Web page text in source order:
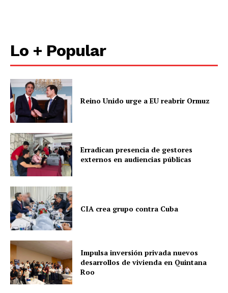
Lo + Popular
Reino Unido urge a EU reabrir Ormuz
Erradican presencia de gestores
externos en audiencias públicas
CIA crea grupo contra Cuba
Impulsa inversión privada nuevos
desarrollos de vivienda en Quintana
Roo